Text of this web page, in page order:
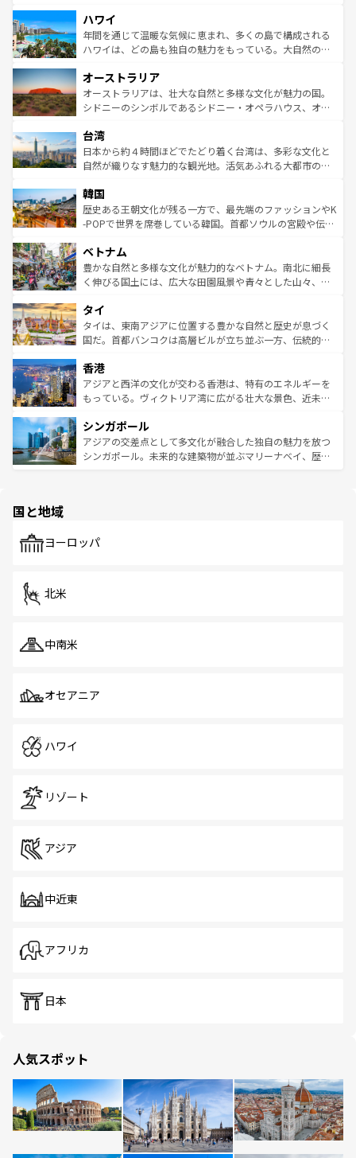
ば市内交通費無料で観光を楽しむこともできる。 なお、新
着のスイス情報はコンテンツ一覧 を参照してほしい。
のような巨大都市は、観光、ショッピング、エンターテイ
ンメントが詰まった刺激的なスポットだ。一方、アメリカ
西部には大自然が広がり、グランドキャニオンやイエロー
部のニューオーリンズでは、音楽と美食が融合した独特の
文化が魅力。旅行者はアメリカの各地域で異なる魅力を楽
しみながら、その多様性と豊かな歴史を感じることができ
ならではの贅沢な旅のスタイルだ。 なお、新着のアメリカ
情報はコンテンツ一覧を参照してほしい。
ハワイ
年間を通じて温暖な気候に恵まれ、多くの島で構成される
ハワイは、どの島も独自の魅力をもっている。大自然の神
ワイ島は見逃せない。また、定番の観光地といえばオアフ
島だが、静かな自然を求めるならマウイ島やカウアイ島が
おすすめ。エメラルドグリーンに輝く海をはじめ、豊かな
れるおもてなしの心で訪れる人々を迎えてくれるハワイの
人々、おいしいローカルフードやハワイアンミュージッ
ク、伝統的なフラダンスなど、すべてがハワイの魅力を彩
ワイを、存分に味わってほしい。 なお、新着のハワイ情報
はコンテンツ一覧を参照してほしい。
オーストラリア
オーストラリアは、壮大な自然と多様な文化が魅力の国。
シドニーのシンボルであるシドニー・オペラハウス、オー
リアリーフや大陸中央部にそびえるウルル（エアーズロッ
ク）、タスマニアの美しい原生林やケアンズの熱帯雨林な
ど、見どころがたくさん。また、カフェやワイン、オージ
いる。アクティビティも充実しており、サーフィンやダイ
ビング、ハイキングなど、アウトドア好きにはたまらな
い。オーストラリアの多彩な魅力を存分に味わいつくそ
参照してほしい。
台湾
日本から約４時間ほどでたどり着く台湾は、多彩な文化と
自然が織りなす魅力的な観光地。活気あふれる大都市の台
ン）、静ひつな山岳地帯である台湾東部など、都市の喧騒
と山間の静けさが共存しており、訪れる人に新しい発見と
驚きをもたらしてくれる。また、奥深い台湾の食文化も魅
容にもいいと評判のスイーツなど、バラエティ豊かな料理
が味わえる。 なお、新着の台湾情報は コンテンツ一覧を参
照してほしい。
韓国
歴史ある王朝文化が残る一方で、最先端のファッションやK
-POPで世界を席巻している韓国。首都ソウルの宮殿や伝統
き、地方に足を延ばせば四季折々の自然美を楽しむことが
できる。そして、キムチや焼肉、絶品のストリートフード
まで、さまざまな韓国料理が待っている。夜には、韓国な
リティに包まれながら、韓国の多彩な魅力を心ゆくまで味
わってみてほしい。 なお、新着の韓国情報はコンテンツ一
覧を参照してほしい。
ベトナム
豊かな自然と多様な文化が魅力的なベトナム。南北に細長
く伸びる国土には、広大な田園風景や青々とした山々、世
急速な発展と共に伝統が息づく。ハノイの古い町並みやホ
ーチミン市のフランス統治時代の建物も、独特の雰囲気を
醸し出している。また、バラエティの豊かさとおいしさで
とつ。フォーやバインミー、ベトナムコーヒーなどは、ぜ
ひ現地で味わいたい。どの地域を訪れてもあたたかい人々
が旅行者を迎えてくれるので、きっと忘れられない旅にな
参照してほしい。
タイ
タイは、東南アジアに位置する豊かな自然と歴史が息づく
国だ。首都バンコクは高層ビルが立ち並ぶ一方、伝統的な
の活気が交差している。北部ではチェンマイなどの山岳地
帯で自然と触れ合い、南部ではプーケットやクラビの美し
いビーチでリゾート気分を楽しむことができる。タイ料理
激する。気候は一年中温暖で、どの季節にも異なる楽しみ
が待っている。親しみやすいタイの人々、仏教を中心とし
た文化、そして多様な観光資源が、訪れる旅人を魅了し続
香港
アジアと西洋の文化が交わる香港は、特有のエネルギーを
もっている。ヴィクトリア湾に広がる壮大な景色、近未来
み、どこを訪れても感動するはず。観光スポットが密集し
ており、効率よく見どころを回れるのも魅力。息をのむよ
うな絶景から文化的な体験まで、香港を存分に楽しみ尽く
シンガポール
アジアの交差点として多文化が融合した独自の魅力を放つ
シンガポール。未来的な建築物が並ぶマリーナベイ、歴史
で、ホーカーズは地元の風情を楽しめる外せないスポット
国と地域
ヨーロッパ
北米
中南米
オセアニア
ハワイ
リゾート
アジア
中近東
アフリカ
日本
人気スポット